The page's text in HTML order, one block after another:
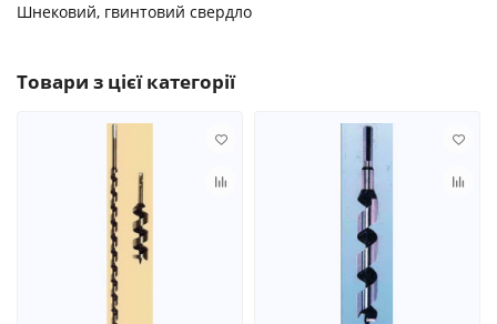
Шнековий, гвинтовий свердло
Товари з цієї категорії